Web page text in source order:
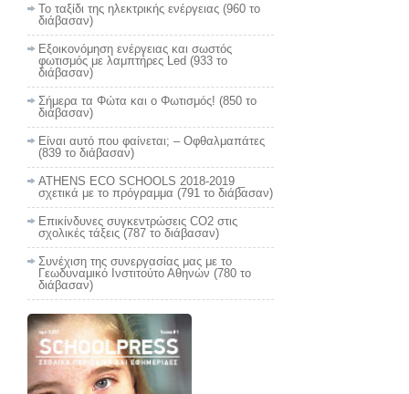
Το ταξίδι της ηλεκτρικής ενέργειας (960 το
διάβασαν)
Εξοικονόμηση ενέργειας και σωστός
φωτισμός με λαμπτήρες Led (933 το
διάβασαν)
Σήμερα τα Φώτα και ο Φωτισμός! (850 το
διάβασαν)
Είναι αυτό που φαίνεται; – Οφθαλμαπάτες
(839 το διάβασαν)
ATHENS ECO SCHOOLS 2018-2019 _
σχετικά με το πρόγραμμα (791 το διάβασαν)
Επικίνδυνες συγκεντρώσεις CO2 στις
σχολικές τάξεις (787 το διάβασαν)
Συνέχιση της συνεργασίας μας με το
Γεωδυναμικό Ινστιτούτο Αθηνών (780 το
διάβασαν)